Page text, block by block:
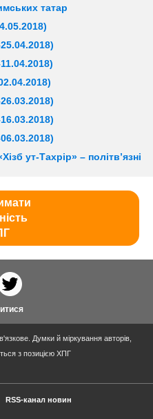
татар
ут-Тахрір» – політв’язні
Думки й міркування авторів,
з позицією ХПГ
RSS-канал новин